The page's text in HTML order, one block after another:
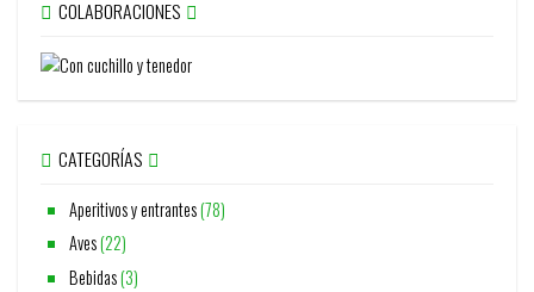
COLABORACIONES
CATEGORÍAS
Aperitivos y entrantes(78)
Aves(22)
Bebidas(3)